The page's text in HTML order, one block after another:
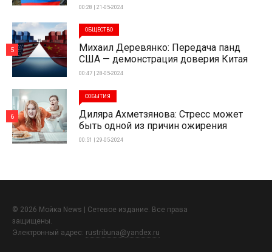
00:28 | 21-05-2024
ОБЩЕСТВО
Михаил Деревянко: Передача панд
США — демонстрация доверия Китая
00:47 | 28-05-2024
5
СОБЫТИЯ
Диляра Ахметзянова: Стресс может
быть одной из причин ожирения
00:51 | 29-05-2024
6
© 2026 Мойка News | Сетевое издание. Все права
защищены.
Электронный адрес: rustribuna@yandex.ru